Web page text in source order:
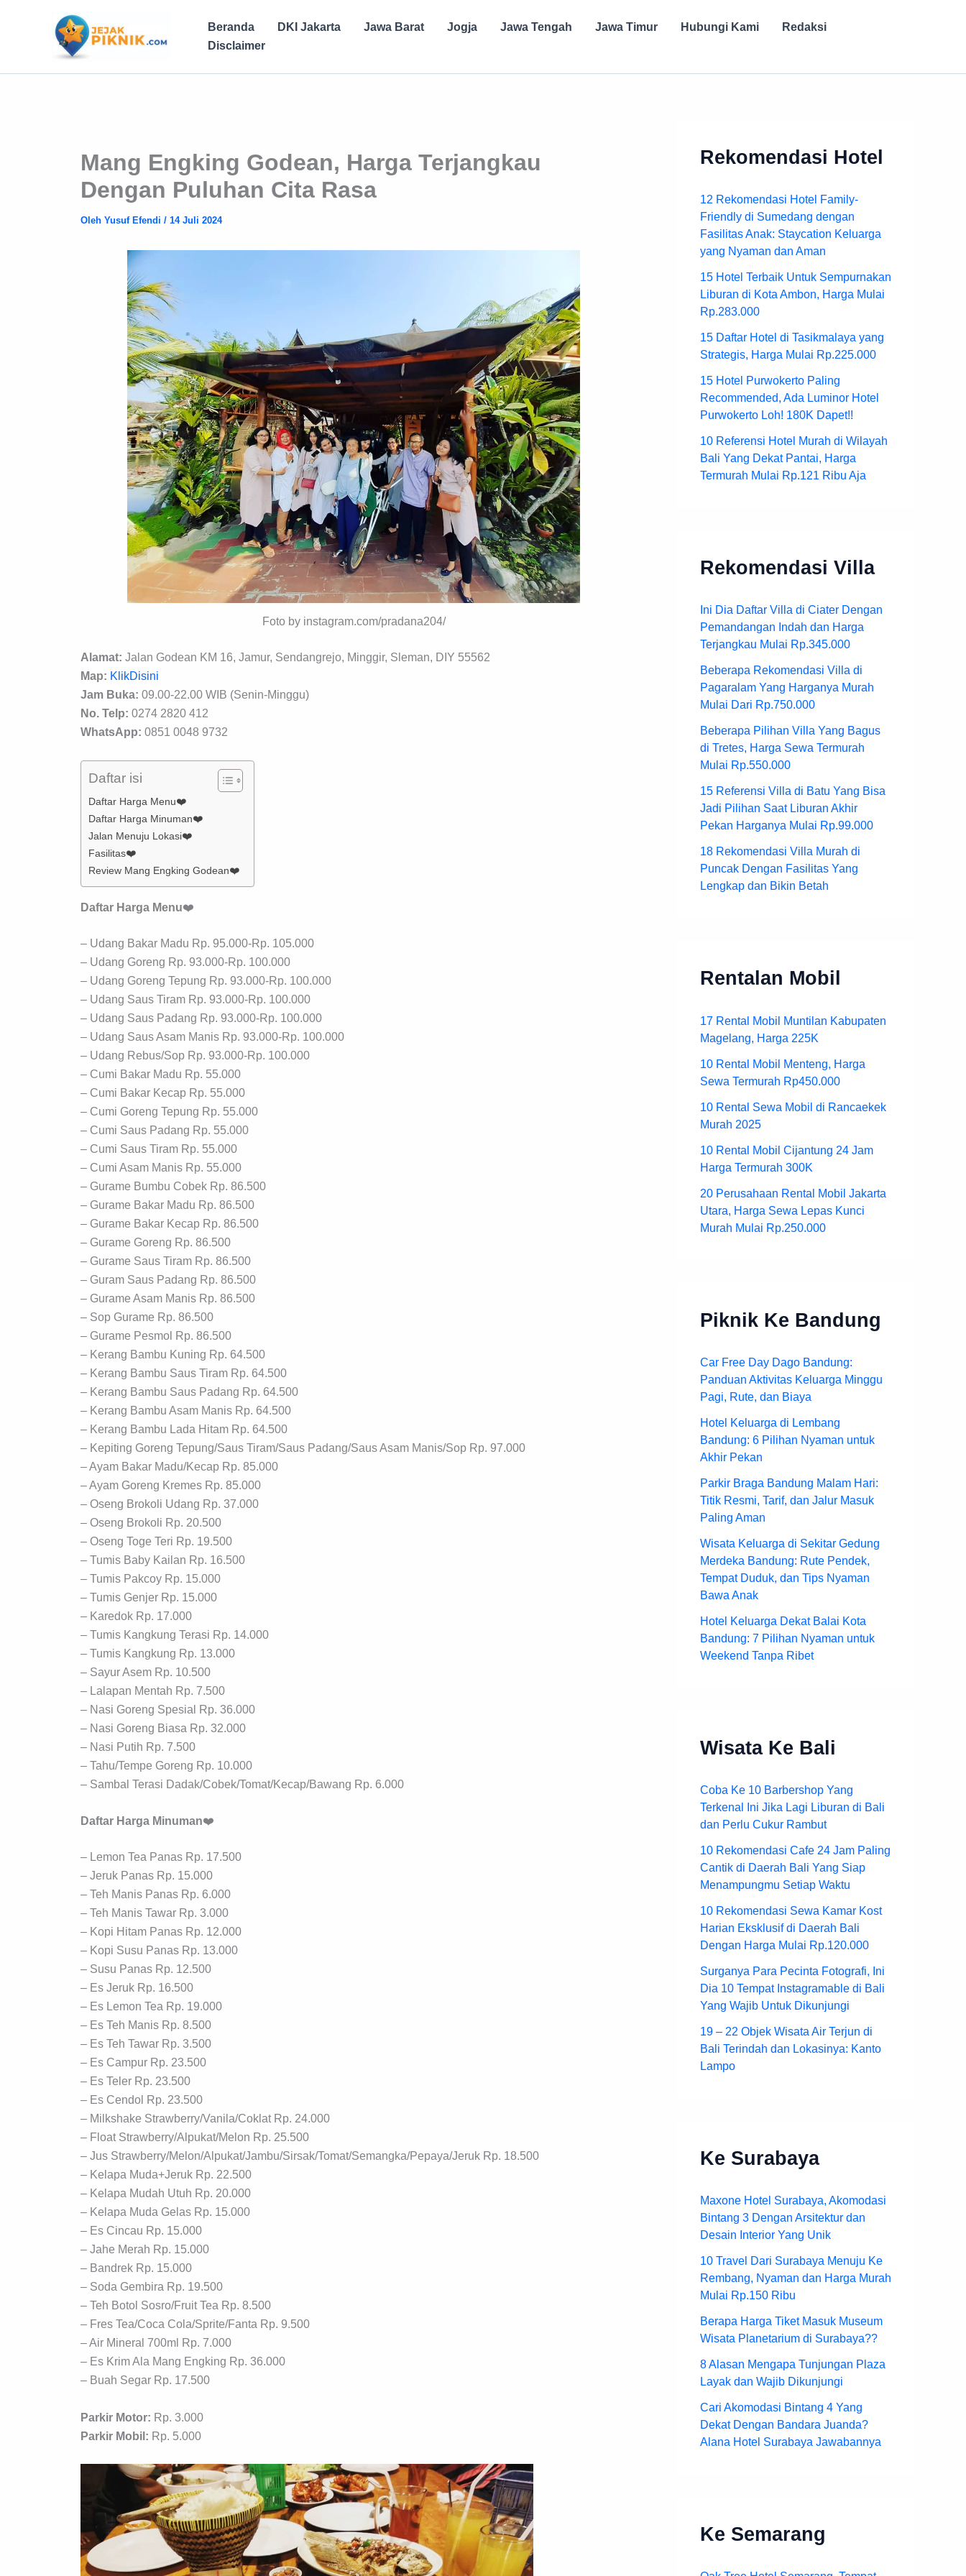
Beranda DKI Jakarta Jawa Barat Jogja Jawa Tengah Jawa Timur Hubungi Kami
Redaksi
Disclaimer
Mang Engking Godean, Harga Terjangkau
Dengan Puluhan Cita Rasa
Oleh Yusuf Efendi / 14 Juli 2024
Foto by instagram.com/pradana204/
Alamat: Jalan Godean KM 16, Jamur, Sendangrejo, Minggir, Sleman, DIY 55562
Map: KlikDisini
Jam Buka: 09.00-22.00 WIB (Senin-Minggu)
No. Telp: 0274 2820 412
WhatsApp: 0851 0048 9732
Daftar isi
Daftar Harga Menu❤️
Daftar Harga Minuman❤️
Jalan Menuju Lokasi❤️
Fasilitas❤️
Review Mang Engking Godean❤️
Daftar Harga Menu❤️
– Udang Bakar Madu Rp. 95.000-Rp. 105.000
– Udang Goreng Rp. 93.000-Rp. 100.000
– Udang Goreng Tepung Rp. 93.000-Rp. 100.000
– Udang Saus Tiram Rp. 93.000-Rp. 100.000
– Udang Saus Padang Rp. 93.000-Rp. 100.000
– Udang Saus Asam Manis Rp. 93.000-Rp. 100.000
– Udang Rebus/Sop Rp. 93.000-Rp. 100.000
– Cumi Bakar Madu Rp. 55.000
– Cumi Bakar Kecap Rp. 55.000
– Cumi Goreng Tepung Rp. 55.000
– Cumi Saus Padang Rp. 55.000
– Cumi Saus Tiram Rp. 55.000
– Cumi Asam Manis Rp. 55.000
– Gurame Bumbu Cobek Rp. 86.500
– Gurame Bakar Madu Rp. 86.500
– Gurame Bakar Kecap Rp. 86.500
– Gurame Goreng Rp. 86.500
– Gurame Saus Tiram Rp. 86.500
– Guram Saus Padang Rp. 86.500
– Gurame Asam Manis Rp. 86.500
– Sop Gurame Rp. 86.500
– Gurame Pesmol Rp. 86.500
– Kerang Bambu Kuning Rp. 64.500
– Kerang Bambu Saus Tiram Rp. 64.500
– Kerang Bambu Saus Padang Rp. 64.500
– Kerang Bambu Asam Manis Rp. 64.500
– Kerang Bambu Lada Hitam Rp. 64.500
– Kepiting Goreng Tepung/Saus Tiram/Saus Padang/Saus Asam Manis/Sop Rp. 97.000
– Ayam Bakar Madu/Kecap Rp. 85.000
– Ayam Goreng Kremes Rp. 85.000
– Oseng Brokoli Udang Rp. 37.000
– Oseng Brokoli Rp. 20.500
– Oseng Toge Teri Rp. 19.500
– Tumis Baby Kailan Rp. 16.500
– Tumis Pakcoy Rp. 15.000
– Tumis Genjer Rp. 15.000
– Karedok Rp. 17.000
– Tumis Kangkung Terasi Rp. 14.000
– Tumis Kangkung Rp. 13.000
– Sayur Asem Rp. 10.500
– Lalapan Mentah Rp. 7.500
– Nasi Goreng Spesial Rp. 36.000
– Nasi Goreng Biasa Rp. 32.000
– Nasi Putih Rp. 7.500
– Tahu/Tempe Goreng Rp. 10.000
– Sambal Terasi Dadak/Cobek/Tomat/Kecap/Bawang Rp. 6.000
Daftar Harga Minuman❤️
– Lemon Tea Panas Rp. 17.500
– Jeruk Panas Rp. 15.000
– Teh Manis Panas Rp. 6.000
– Teh Manis Tawar Rp. 3.000
– Kopi Hitam Panas Rp. 12.000
– Kopi Susu Panas Rp. 13.000
– Susu Panas Rp. 12.500
– Es Jeruk Rp. 16.500
– Es Lemon Tea Rp. 19.000
– Es Teh Manis Rp. 8.500
– Es Teh Tawar Rp. 3.500
– Es Campur Rp. 23.500
– Es Teler Rp. 23.500
– Es Cendol Rp. 23.500
– Milkshake Strawberry/Vanila/Coklat Rp. 24.000
– Float Strawberry/Alpukat/Melon Rp. 25.500
– Jus Strawberry/Melon/Alpukat/Jambu/Sirsak/Tomat/Semangka/Pepaya/Jeruk Rp. 18.500
– Kelapa Muda+Jeruk Rp. 22.500
– Kelapa Mudah Utuh Rp. 20.000
– Kelapa Muda Gelas Rp. 15.000
– Es Cincau Rp. 15.000
– Jahe Merah Rp. 15.000
– Bandrek Rp. 15.000
– Soda Gembira Rp. 19.500
– Teh Botol Sosro/Fruit Tea Rp. 8.500
– Fres Tea/Coca Cola/Sprite/Fanta Rp. 9.500
– Air Mineral 700ml Rp. 7.000
– Es Krim Ala Mang Engking Rp. 36.000
– Buah Segar Rp. 17.500
Parkir Motor: Rp. 3.000
Parkir Mobil: Rp. 5.000
Rekomendasi Hotel
12 Rekomendasi Hotel Family-
Friendly di Sumedang dengan
Fasilitas Anak: Staycation Keluarga
yang Nyaman dan Aman
15 Hotel Terbaik Untuk Sempurnakan
Liburan di Kota Ambon, Harga Mulai
Rp.283.000
15 Daftar Hotel di Tasikmalaya yang
Strategis, Harga Mulai Rp.225.000
15 Hotel Purwokerto Paling
Recommended, Ada Luminor Hotel
Purwokerto Loh! 180K Dapet!!
10 Referensi Hotel Murah di Wilayah
Bali Yang Dekat Pantai, Harga
Termurah Mulai Rp.121 Ribu Aja
Rekomendasi Villa
Ini Dia Daftar Villa di Ciater Dengan
Pemandangan Indah dan Harga
Terjangkau Mulai Rp.345.000
Beberapa Rekomendasi Villa di
Pagaralam Yang Harganya Murah
Mulai Dari Rp.750.000
Beberapa Pilihan Villa Yang Bagus
di Tretes, Harga Sewa Termurah
Mulai Rp.550.000
15 Referensi Villa di Batu Yang Bisa
Jadi Pilihan Saat Liburan Akhir
Pekan Harganya Mulai Rp.99.000
18 Rekomendasi Villa Murah di
Puncak Dengan Fasilitas Yang
Lengkap dan Bikin Betah
Rentalan Mobil
17 Rental Mobil Muntilan Kabupaten
Magelang, Harga 225K
10 Rental Mobil Menteng, Harga
Sewa Termurah Rp450.000
10 Rental Sewa Mobil di Rancaekek
Murah 2025
10 Rental Mobil Cijantung 24 Jam
Harga Termurah 300K
20 Perusahaan Rental Mobil Jakarta
Utara, Harga Sewa Lepas Kunci
Murah Mulai Rp.250.000
Piknik Ke Bandung
Car Free Day Dago Bandung:
Panduan Aktivitas Keluarga Minggu
Pagi, Rute, dan Biaya
Hotel Keluarga di Lembang
Bandung: 6 Pilihan Nyaman untuk
Akhir Pekan
Parkir Braga Bandung Malam Hari:
Titik Resmi, Tarif, dan Jalur Masuk
Paling Aman
Wisata Keluarga di Sekitar Gedung
Merdeka Bandung: Rute Pendek,
Tempat Duduk, dan Tips Nyaman
Bawa Anak
Hotel Keluarga Dekat Balai Kota
Bandung: 7 Pilihan Nyaman untuk
Weekend Tanpa Ribet
Wisata Ke Bali
Coba Ke 10 Barbershop Yang
Terkenal Ini Jika Lagi Liburan di Bali
dan Perlu Cukur Rambut
10 Rekomendasi Cafe 24 Jam Paling
Cantik di Daerah Bali Yang Siap
Menampungmu Setiap Waktu
10 Rekomendasi Sewa Kamar Kost
Harian Eksklusif di Daerah Bali
Dengan Harga Mulai Rp.120.000
Surganya Para Pecinta Fotografi, Ini
Dia 10 Tempat Instagramable di Bali
Yang Wajib Untuk Dikunjungi
19 – 22 Objek Wisata Air Terjun di
Bali Terindah dan Lokasinya: Kanto
Lampo
Ke Surabaya
Maxone Hotel Surabaya, Akomodasi
Bintang 3 Dengan Arsitektur dan
Desain Interior Yang Unik
10 Travel Dari Surabaya Menuju Ke
Rembang, Nyaman dan Harga Murah
Mulai Rp.150 Ribu
Berapa Harga Tiket Masuk Museum
Wisata Planetarium di Surabaya??
8 Alasan Mengapa Tunjungan Plaza
Layak dan Wajib Dikunjungi
Cari Akomodasi Bintang 4 Yang
Dekat Dengan Bandara Juanda?
Alana Hotel Surabaya Jawabannya
Ke Semarang